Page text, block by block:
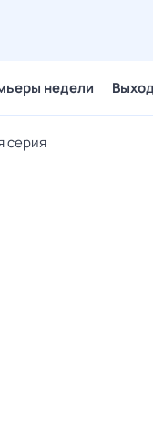
недели
серия